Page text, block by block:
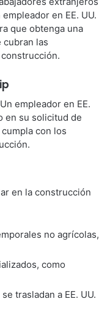
en EE. UU.
que obtenga una
cubran las
empleador en EE.
en su solicitud de
con los
en la construcción
no agrícolas,
como
trasladan a EE. UU.